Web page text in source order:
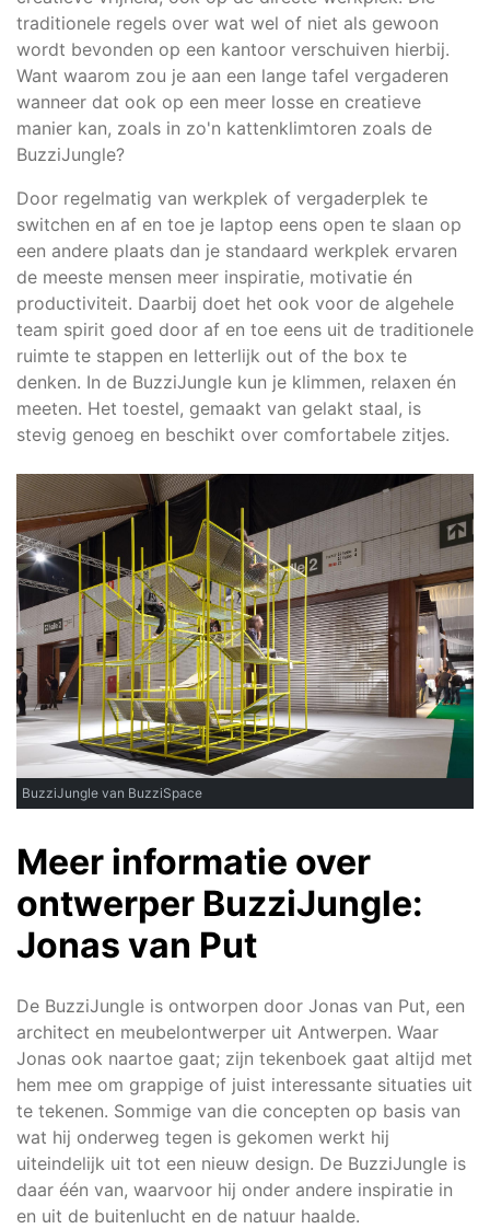
traditionele regels over wat wel of niet als gewoon
wordt bevonden op een kantoor verschuiven hierbij.
Want waarom zou je aan een lange tafel vergaderen
wanneer dat ook op een meer losse en creatieve
manier kan, zoals in zo'n kattenklimtoren zoals de
BuzziJungle?
Door regelmatig van werkplek of vergaderplek te
switchen en af en toe je laptop eens open te slaan op
een andere plaats dan je standaard werkplek ervaren
de meeste mensen meer inspiratie, motivatie én
productiviteit. Daarbij doet het ook voor de algehele
team spirit goed door af en toe eens uit de traditionele
ruimte te stappen en letterlijk out of the box te
denken. In de BuzziJungle kun je klimmen, relaxen én
meeten. Het toestel, gemaakt van gelakt staal, is
stevig genoeg en beschikt over comfortabele zitjes.
BuzziJungle van BuzziSpace
Meer informatie over
ontwerper BuzziJungle:
Jonas van Put
De BuzziJungle is ontworpen door Jonas van Put, een
architect en meubelontwerper uit Antwerpen. Waar
Jonas ook naartoe gaat; zijn tekenboek gaat altijd met
hem mee om grappige of juist interessante situaties uit
te tekenen. Sommige van die concepten op basis van
wat hij onderweg tegen is gekomen werkt hij
uiteindelijk uit tot een nieuw design. De BuzziJungle is
daar één van, waarvoor hij onder andere inspiratie in
en uit de buitenlucht en de natuur haalde.